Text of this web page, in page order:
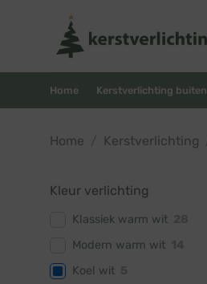
Home Kerstverlichting buiten
Home Kerstverlichting
Kleur verlichting
Klassiek warm wit
Modern warm wit
Koel wit